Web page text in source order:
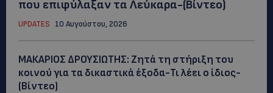
που επιφύλαξαν τα Λεύκαρα-(Βίντεο)
UPDATES 10 Αυγούστου, 2026
ΜΑΚΑΡΙΟΣ ΔΡΟΥΣΙΩΤΗΣ: Ζητά τη στήριξη του
κοινού για τα δικαστικά έξοδα-Τι λέει ο ίδιος-
(Βίντεο)